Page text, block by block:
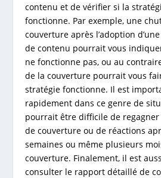
contenu et de vérifier si la
fonctionne. Par exemple, une
couverture après l’adoption
de contenu pourrait vous
ne fonctionne pas, ou au
de la couverture pourrait vous
stratégie fonctionne. Il est
rapidement dans ce genre de
pourrait être difficile de
de couverture ou de réactions
semaines ou même plusieurs
couverture. Finalement, il est
consulter le rapport détaillé de